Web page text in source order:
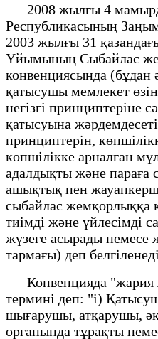
2008 жылғы 4
Республикасының
2003 жылғы 31
Ұйымының Сыбайлас
конвенциясында (бұдан
қатысушы мемлекет
негізгі принциптеріне
қатысуына
принциптерін,
көпшілікке арналған
адалдықты және
ашықтық пен
сыбайлас жемқорлыққа
тиімді және үйлесімді
жүзеге асырады немесе
тармағы) деп
Конвенцияда "жария
термині деп: "і)
шығарушы, атқарушы,
органында тұрақты